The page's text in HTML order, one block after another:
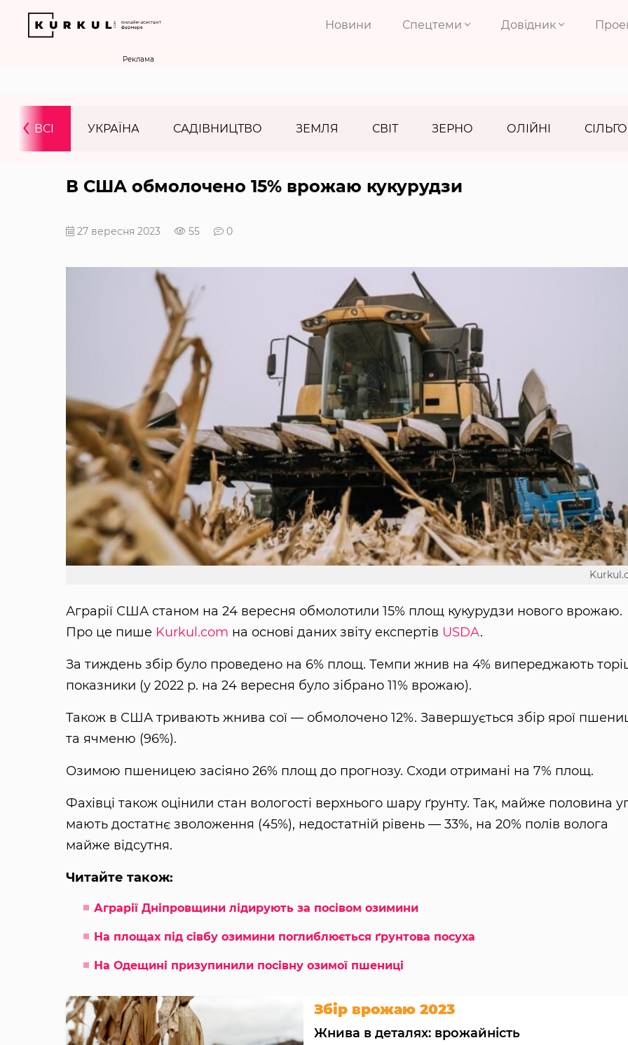
Новини Спецтеми Довідник
Реклама
ВСІ УКРАЇНА САДІВНИЦТВО ЗЕМЛЯ СВІТ ЗЕРНО ОЛІЙНІ
‹
В США обмолочено 15% врожаю кукурудзи
27 вересня 2023 55 0
Аграрії США станом на 24 вересня обмолотили 15% площ кукурудзи нового врожаю.
Про це пише Kurkul.com на основі даних звіту експертів USDA.
За тиждень збір було проведено на 6% площ. Темпи жнив на 4% випереджають
показники (у 2022 р. на 24 вересня було зібрано 11% врожаю).
Також в США тривають жнива сої — обмолочено 12%. Завершується збір ярої
та ячменю (96%).
Озимою пшеницею засіяно 26% площ до прогнозу. Сходи отримані на 7% площ.
Фахівці також оцінили стан вологості верхнього шару ґрунту. Так, майже половина
мають достатнє зволоження (45%), недостатній рівень — 33%, на 20% полів волога
майже відсутня.
Читайте також:
Аграрії Дніпровщини лідирують за посівом озимини
На площах під сівбу озимини поглиблюється ґрунтова посуха
На Одещині призупинили посівну озимої пшениці
Збір врожаю 2023
Жнива в деталях: врожайність